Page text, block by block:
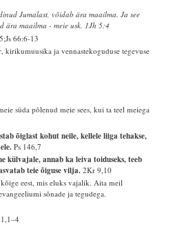
Jumalast, võidab ära maailma. Ja see
ära maailma - meie usk. 1Jh 5:4
66:6-13
kirikumuusika ja vennastekoguduse tegevuse
süda põlenud meie sees, kui ta teel meiega
õiglast kohut neile, kellele liiga tehakse,
Ps 146,7
külvajale, annab ka leiva toiduseks, teeb
teie õiguse vilja.2Kr 9,10
eest, mis eluks vajalik. Aita meil
sõnade ja tegudega.